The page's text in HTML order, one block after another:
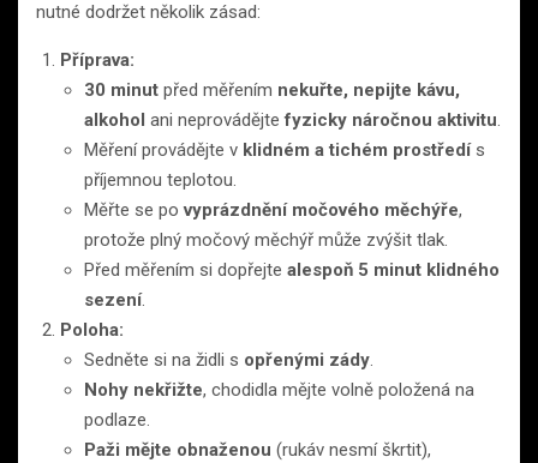
nutné dodržet několik zásad:
Příprava:
30 minut před měřením nekuřte, nepijte kávu,
alkohol ani neprovádějtefyzicky náročnou aktivitu.
Měření provádějte v klidném a tichém prostředís
příjemnou teplotou.
Měřte se povyprázdnění močového měchýře,
protože plný močový měchýř může zvýšit tlak.
Před měřením si dopřejte alespoň 5 minut klidného
sezení.
Poloha:
Sedněte si na židli s opřenými zády.
Nohy nekřižte, chodidla mějte volně položená na
podlaze.
Paži mějte obnaženou (rukáv nesmí škrtit),